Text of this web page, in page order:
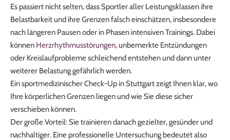
Es passiert nicht selten, dass Sportler aller Leistungsklassen ihre
Belastbarkeit und ihre Grenzen falsch einschätzen, insbesondere
nach längeren Pausen oder in Phasen intensiven Trainings. Dabei
können Herzrhythmusstörungen, unbemerkte Entzündungen
oder Kreislaufprobleme schleichend entstehen und dann unter
weiterer Belastung gefährlich werden.
Ein sportmedizinischer Check-Up in Stuttgart zeigt Ihnen klar, wo
Ihre körperlichen Grenzen liegen und wie Sie diese sicher
verschieben können.
Der große Vorteil: Sie trainieren danach gezielter, gesünder und
nachhaltiger. Eine professionelle Untersuchung bedeutet also